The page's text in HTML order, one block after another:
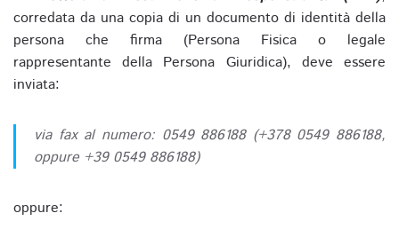
corredata da una copia di un documento di identità della
persona che firma (Persona Fisica o legale
rappresentante della Persona Giuridica), deve essere
inviata:
via fax al numero: 0549 886188 (+378 0549 886188,
oppure +39 0549 886188)
oppure: